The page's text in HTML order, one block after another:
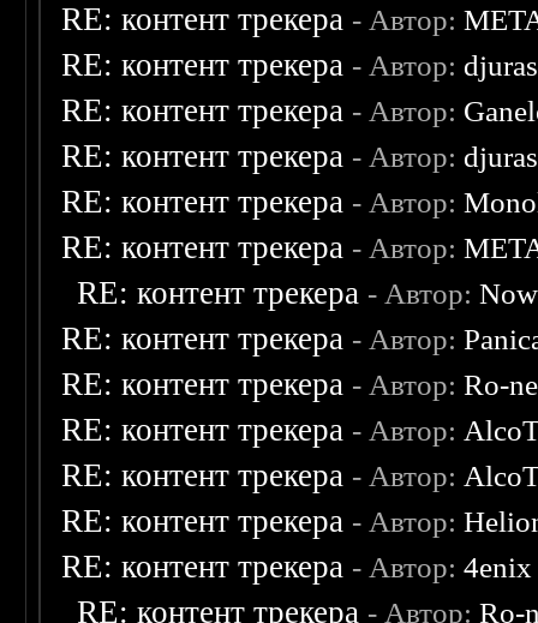
RE: контент трекера - Автор:
RE: контент трекера - Автор:
RE: контент трекера - Автор:
RE: контент трекера - Автор:
RE: контент трекера - Автор:
RE: контент трекера - Автор:
RE: контент трекера - Автор:
RE: контент трекера - Автор:
RE: контент трекера - Автор:Ro-
RE: контент трекера - Автор:
RE: контент трекера - Автор:
RE: контент трекера - Автор:
RE: контент трекера - Автор:4enix
RE: контент трекера - Автор:Ro-